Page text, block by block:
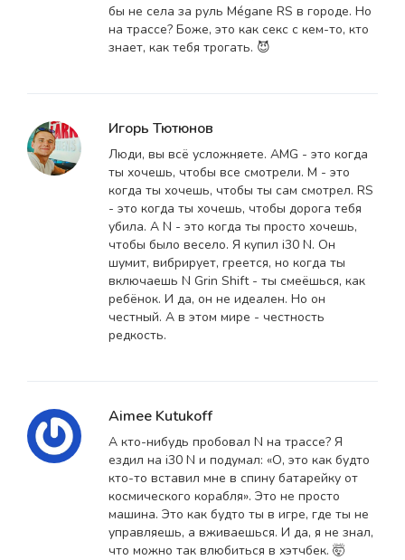
бы не села за руль Mégane RS в городе. Но
на трассе? Боже, это как секс с кем-то, кто
знает, как тебя трогать. 😈
Игорь Тютюнов
Люди, вы всё усложняете. AMG - это когда
ты хочешь, чтобы все смотрели. M - это
когда ты хочешь, чтобы ты сам смотрел. RS
- это когда ты хочешь, чтобы дорога тебя
убила. А N - это когда ты просто хочешь,
чтобы было весело. Я купил i30 N. Он
шумит, вибрирует, греется, но когда ты
включаешь N Grin Shift - ты смеёшься, как
ребёнок. И да, он не идеален. Но он
честный. А в этом мире - честность
редкость.
Aimee Kutukoff
А кто-нибудь пробовал N на трассе? Я
ездил на i30 N и подумал: «О, это как будто
кто-то вставил мне в спину батарейку от
космического корабля». Это не просто
машина. Это как будто ты в игре, где ты не
управляешь, а вживаешься. И да, я не знал,
что можно так влюбиться в хэтчбек. 🤯